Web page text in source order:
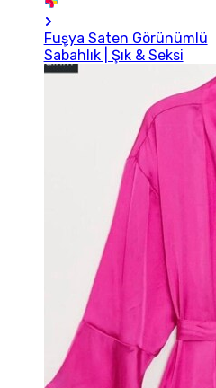
Fuşya Saten Görünümlü
Sabahlık | Şık & Seksi